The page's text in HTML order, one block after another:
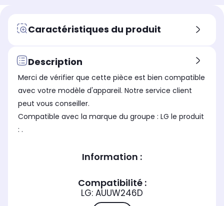
Caractéristiques du produit
Description
Merci de vérifier que cette pièce est bien compatible
avec votre modèle d'appareil. Notre service client
peut vous conseiller.
Compatible avec la marque du groupe : LG le produit
: .
Information :
Compatibilité :
LG: AUUW246D